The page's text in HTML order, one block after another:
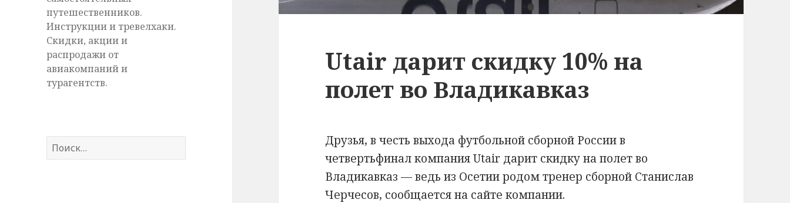
путешественников.
Инструкции и тревелхаки.
Скидки, акции и
распродажи от
авиакомпаний и
турагентств.
Найти:
Utair дарит скидку 10% на
полет во Владикавказ
Друзья, в честь выхода футбольной сборной России в
четвертьфинал компания Utair дарит скидку на полет во
Владикавказ — ведь из Осетии родом тренер сборной Станислав
Черчесов, сообщается на сайте компании.